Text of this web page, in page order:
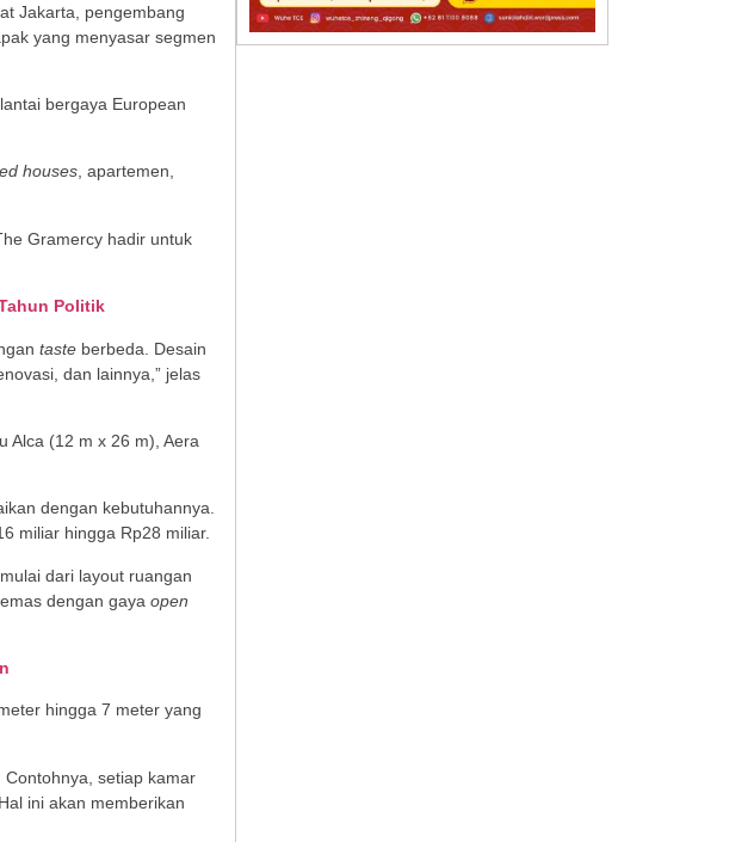
Jakarta, pengembang
yang menyasar segmen
bergaya European
houses, apartemen,
Gramercy hadir untuk
Politik
taste berbeda. Desain
dan lainnya,” jelas
Alca (12 m x 26 m), Aera
dengan kebutuhannya.
miliar hingga Rp28 miliar.
dari layout ruangan
dengan gaya open
hingga 7 meter yang
setiap kamar
ini akan memberikan